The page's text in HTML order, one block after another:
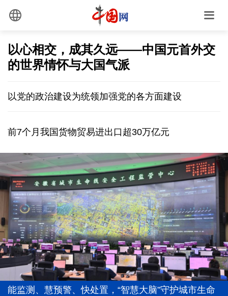
以心相交，成其久远——中国元首外交
的世界情怀与大国气派
以党的政治建设为统领加强党的各方面建设
前7个月我国货物贸易进出口超30万亿元
能监测、慧预警、快处置，“智慧大脑”守护城市生命